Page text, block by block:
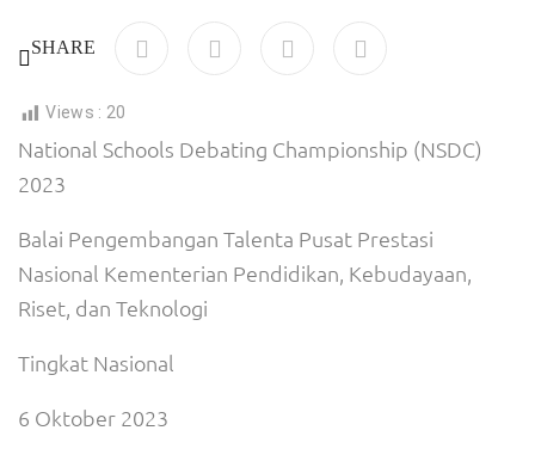
SHARE
Views : 20
National Schools Debating Championship (NSDC)
2023
Balai Pengembangan Talenta Pusat Prestasi
Nasional Kementerian Pendidikan, Kebudayaan,
Riset, dan Teknologi
Tingkat Nasional
6 Oktober 2023